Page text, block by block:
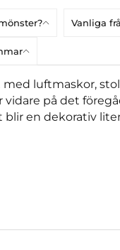
Vanliga
luftmaskor,
på det
en dekorativ